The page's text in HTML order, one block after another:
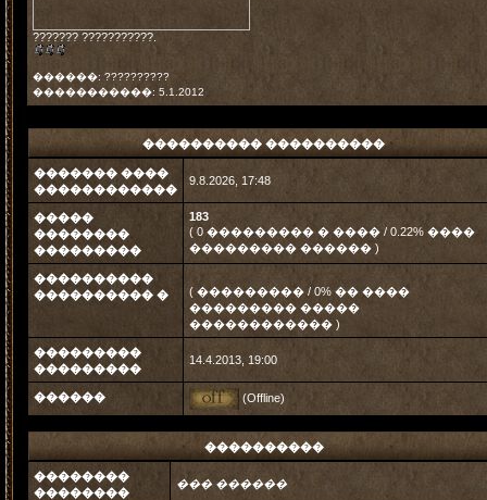
??????? ???????????.
������: ??????????
�����������: 5.1.2012
���������� ����������
������� ����
������������
9.8.2026, 17:48
�����
��������
���������
183
( 0 ��������� � ���� / 0.22% ����
��������� ������ )
����������
���������� �
( ��������� / 0% �� ����
��������� �����
������������ )
���������
���������
14.4.2013, 19:00
������ (Offline)
����������
��������
��������
��� ������